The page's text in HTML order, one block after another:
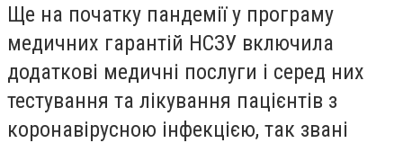
Ще на початку пандемії у програму
медичних гарантій НСЗУ включила
додаткові медичні послуги і серед них
тестування та лікування пацієнтів з
коронавірусною інфекцією, так звані